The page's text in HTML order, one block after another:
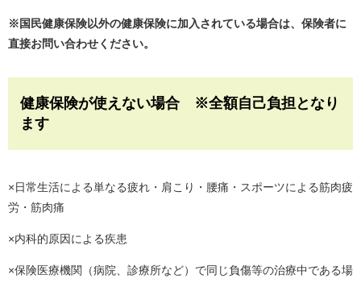
※国民健康保険以外の健康保険に加入されている場合は、保険者に
直接お問い合わせください。
健康保険が使えない場合 ※全額自己負担となり
ます
×日常生活による単なる疲れ・肩こり・腰痛・スポーツによる筋肉疲
労・筋肉痛
×内科的原因による疾患
×保険医療機関（病院、診療所など）で同じ負傷等の治療中である場